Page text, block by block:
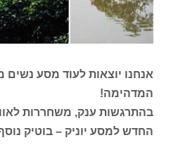
אנחנו יוצאות לעוד מסע נשים
המדהימה!
בהתרגשות ענק, משחררות
החדש למסע יוניק – בוטיק